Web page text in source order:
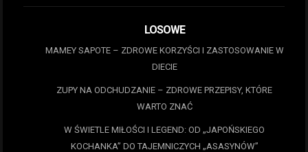
LOSOWE
MAMEY SAPOTE – ZDROWE KORZYŚCI I ZASTOSOWANIE W
DIECIE
ZUPY NA ODCHUDZANIE – ZDROWE PRZEPISY, KTÓRE
WARTO ZNAĆ
W ŚWIETLE MIŁOŚCI I LEGEND: OD „JAPOŃSKIEGO
KOCHANKA” DO TAJEMNICZYCH „ASASYNÓW”